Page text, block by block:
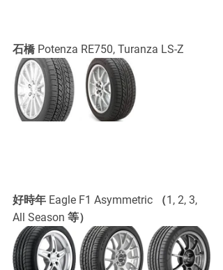
石橋 Potenza RE750, Turanza LS-Z
好時年 Eagle F1 Asymmetric （1, 2, 3,
All Season 等）